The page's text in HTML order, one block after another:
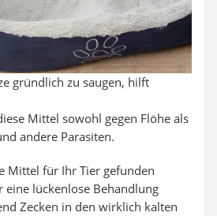
gründlich zu saugen, hilft
Mittel sowohl gegen Flöhe als
andere Parasiten.
Mittel für Ihr Tier gefunden
eine lückenlose Behandlung
Zecken in den wirklich kalten